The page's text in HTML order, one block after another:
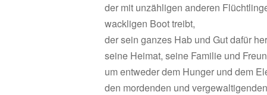
der mit unzähligen anderen
wackligen Boot treibt,
der sein ganzes Hab und Gut dafür
seine Heimat, seine Familie und
um entweder dem Hunger und dem
den mordenden und